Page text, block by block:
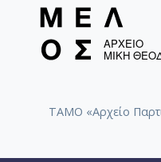
ΤΑΜΟ «Αρχείο